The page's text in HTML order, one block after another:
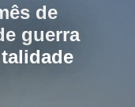
de
guerra